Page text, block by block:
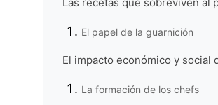
El papel de la guarnición
El impacto económico y social
La formación de los chefs